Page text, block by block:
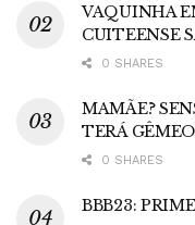
VAQUINHA
CUITEENSE
0 SHARES
MAMÃE?
TERÁ
0 SHARES
BBB23: